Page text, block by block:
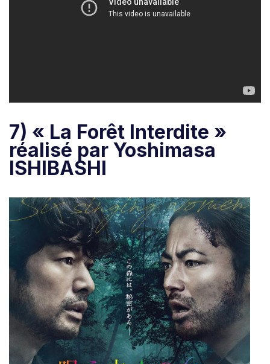
7) « La Forêt Interdite »
réalisé par Yoshimasa
ISHIBASHI